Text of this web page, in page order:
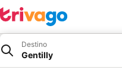
Destino
Gentilly